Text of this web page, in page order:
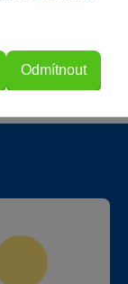
Odmítnout